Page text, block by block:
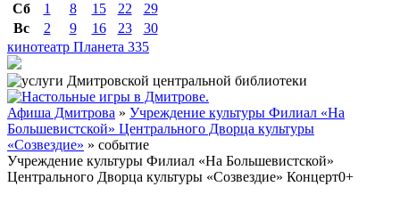
Сб
1 8 15 22
29
Вс
2 9 16 23
30
кинотеатр Планета 335
Афиша Дмитрова » Учреждение культуры Филиал «На
Большевистской» Центрального Дворца культуры
«Созвездие» » событие
Учреждение культуры Филиал «На Большевистской»
Центрального Дворца культуры «Созвездие» Концерт0+